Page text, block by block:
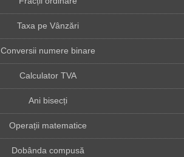
Taxa pe Vânzări
Conversii numere binare
Calculator TVA
Ani bisecți
Operații matematice
Dobânda compusă